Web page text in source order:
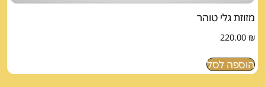
מזוזת גלי טוהר
220.00 ₪
הוספה לסל